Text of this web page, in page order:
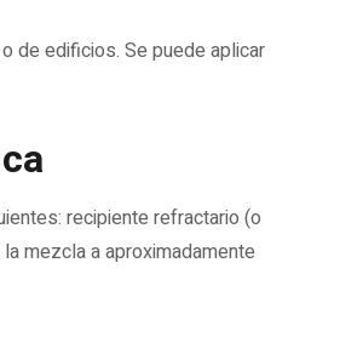
o de edificios. Se puede aplicar
recipiente refractario (o
mezcla a aproximadamente